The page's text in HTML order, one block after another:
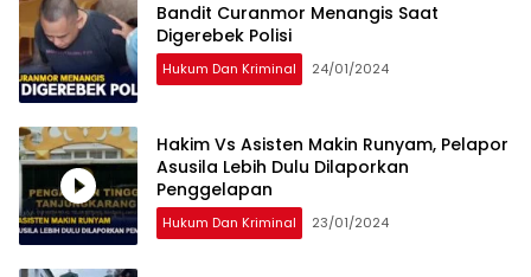
Bandit Curanmor Menangis Saat
Digerebek Polisi
Hukum Dan Kriminal 24/01/2024
Hakim Vs Asisten Makin Runyam, Pelapor
Asusila Lebih Dulu Dilaporkan
Penggelapan
Hukum Dan Kriminal 23/01/2024